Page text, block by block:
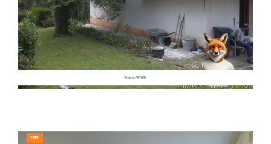
Maison VENISE
VENDU